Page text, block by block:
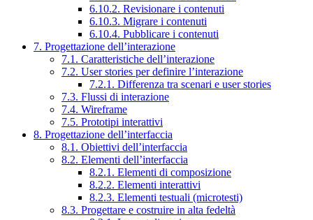
6.10.2. Revisionare i contenuti
6.10.3. Migrare i contenuti
6.10.4. Pubblicare i contenuti
7. Progettazione dell’interazione
7.1. Caratteristiche dell’interazione
7.2. User stories per definire l’interazione
7.2.1. Differenza tra scenari e user stories
7.3. Flussi di interazione
7.4. Wireframe
7.5. Prototipi interattivi
8. Progettazione dell’interfaccia
8.1. Obiettivi dell’interfaccia
8.2. Elementi dell’interfaccia
8.2.1. Elementi di composizione
8.2.2. Elementi interattivi
8.2.3. Elementi testuali (microtesti)
8.3. Progettare e costruire in alta fedeltà